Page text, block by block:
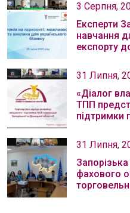
3 Серпня,
Експерти
навчання
експорту
31 Липня,
«Діалог
ТПП
підтримки
31 Липня,
фахового